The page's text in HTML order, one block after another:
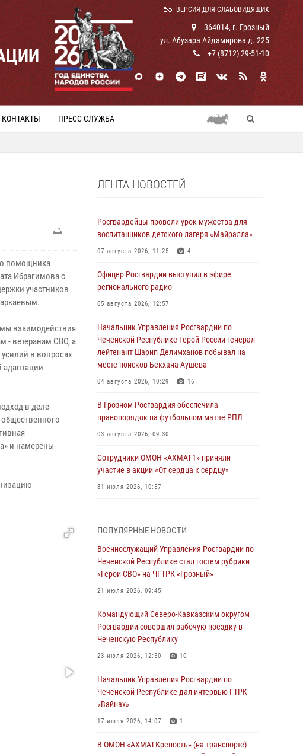
ВЕРСИЯ ДЛЯ СЛАБОВИДЯЩИХ
364014, г. Грозный
ул. Абузара Айдамирова д. 225
+7 (8712) 29-51-10
КОНТАКТЫ ПРЕСС-СЛУЖБА
помощника
Ибрагимова с
участников
взаимодействия
- ветеранам СВО, а
в вопросах
в деле
и намерены
ЛЕНТА НОВОСТЕЙ
Росгвардейцы провели урок мужества для
воспитанников детского лагеря «Майралла»
07 августа 2026, 11:25 4
Офицер Росгвардии выступил в эфире
регионального радио
05 августа 2026, 12:57
Начальник Управления Росгвардии по
Чеченской Республике Герой России генерал-
лейтенант Шарип Делимханов побывал на
месте поисков Бекхана Аушева
04 августа 2026, 10:29 16
В Грозном Росгвардия обеспечила
правопорядок на футбольном матче РПЛ
03 августа 2026, 09:30
Сотрудники ОМОН «АХМАТ-1» приняли
участие в акции «От сердца к сердцу»
31 июля 2026, 10:57
Командующий Северо-Кавказским округом
Росгвардии совершил рабочую поездку в
Чеченскую Республику
Военнослужащий Управления Росгвардии по
Чеченской Республике стал гостем рубрики
«Герои СВО» на ЧГТРК «Грозный»
В ДНР росгвардейцы уничтожили около 80
вражеских беспилотников самолётного типа
19 июля 2026, 13:50
В Грозном Росгвардия обеспечила
ПОПУЛЯРНЫЕ НОВОСТИ
Военнослужащий Управления Росгвардии по
Чеченской Республике стал гостем рубрики
«Герои СВО» на ЧГТРК «Грозный»
21 июля 2026, 09:45
Командующий Северо-Кавказским округом
Росгвардии совершил рабочую поездку в
Чеченскую Республику
23 июля 2026, 12:50 10
Начальник Управления Росгвардии по
Чеченской Республике дал интервью ГТРК
«Вайнах»
17 июля 2026, 14:07 1
В ОМОН «АХМАТ-Крепость» (на транспорте)